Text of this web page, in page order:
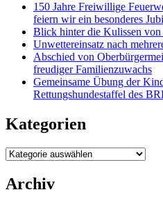
150 Jahre Freiwillige
feiern wir ein besonderes
Blick hinter die Kulissen von
Unwettereinsatz nach
Abschied von
freudiger Familienzuwachs
Gemeinsame Übung der
Rettungshundestaffel des
Kategorien
Kategorien
Archiv